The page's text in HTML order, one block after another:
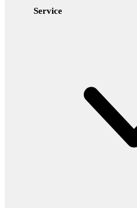
Service